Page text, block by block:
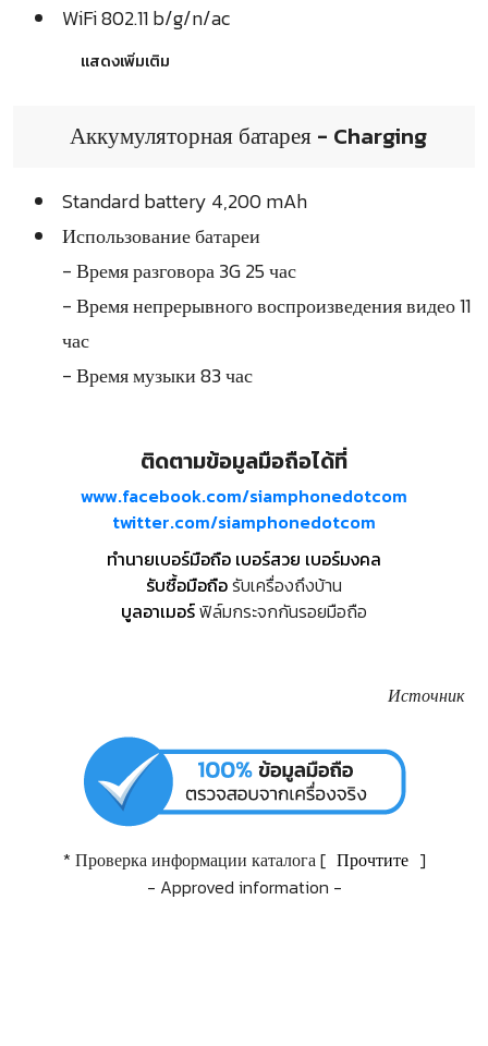
WiFi 802.11 b/g/n/ac
แสดงเพิ่มเติม
Аккумуляторная батарея - Charging
Standard battery 4,200 mAh
Использование батареи
- Время разговора 3G 25 час
- Время непрерывного воспроизведения видео 11
час
- Время музыки 83 час
ติดตามข้อมูลมือถือได้ที่
www.facebook.com/siamphonedotcom
twitter.com/siamphonedotcom
ทำนายเบอร์มือถือ เบอร์สวย เบอร์มงคล
รับซื้อมือถือรับเครื่องถึงบ้าน
บูลอาเมอร์ฟิล์มกระจกกันรอยมือถือ
Источник
* Проверка информации каталога [ Прочтите ]
- Approved information -